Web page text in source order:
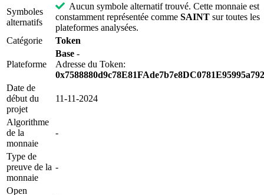
Symboles
alternatifs
Aucun symbole alternatif trouvé. Cette monnaie est
constamment représentée comme SAINT sur toutes les
plateformes analysées.
Catégorie
Token
Plateforme
Base -
Adresse du Token:
0x7588880d9c78E81FAde7b7e8DC0781E95995a792
Date de
début du
projet
11-11-2024
Algorithme
de la
monnaie
-
Type de
preuve de la
monnaie
-
Open